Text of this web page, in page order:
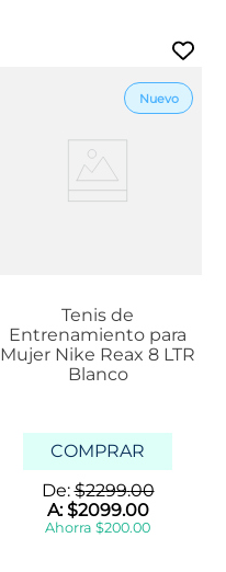
Tenis de
Entrenamiento para
Mujer Nike Reax 8 LTR
Blanco
COMPRAR
De:$2299.00
A:$2099.00
Ahorra $200.00